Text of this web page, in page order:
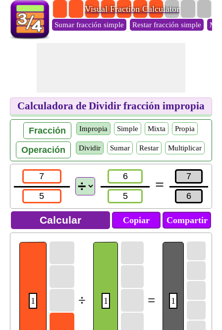
Visual Fraction Calculator
Sumar fracción simple Restar fracción simple
Calculadora de Dividir fracción impropia
Fracción Impropia Simple Mixta Propia
Operación Dividir Sumar Restar Multiplicar
=
Copiar Compartir
1 ÷ 1 = 1